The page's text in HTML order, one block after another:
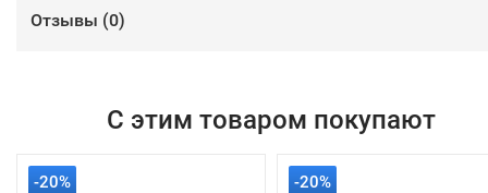
Отзывы (0)
С этим товаром покупают
-20% -20%